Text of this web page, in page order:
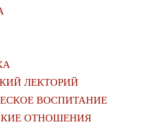
ЛЕКТОРИЙ
ВОСПИТАНИЕ
ОТНОШЕНИЯ